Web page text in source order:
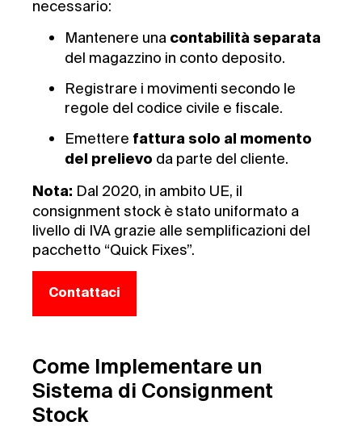
necessario:
Mantenere una contabilità separata
del magazzino in conto deposito.
Registrare i movimenti secondo le
regole del codice civile e fiscale.
Emettere fattura solo al momento
del prelievo da parte del cliente.
Nota: Dal 2020, in ambito UE, il
consignment stock è stato uniformato a
livello di IVA grazie alle semplificazioni del
pacchetto “Quick Fixes”.
Contattaci
Come Implementare un
Sistema di Consignment
Stock